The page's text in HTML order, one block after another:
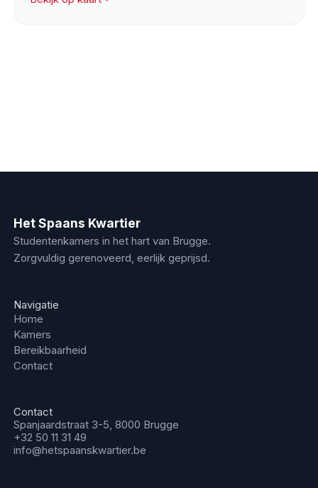
Het Spaans Kwartier
Studentenkamers in het hart van Brugge.
Zorgvuldig gerenoveerd, eerlijk geprijsd.
Navigatie
Home
Kamers
Bereikbaarheid
Contact
Contact
Spanjaardstraat 3-5, 8000 Brugge
+32 50 11 31 49
info@hetspaanskwartier.be